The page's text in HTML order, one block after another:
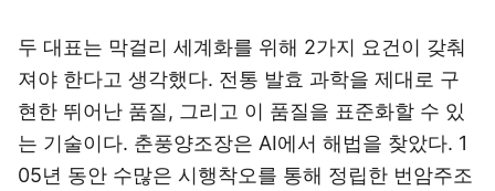
두 대표는 막걸리 세계화를 위해 2가지 요건이 갖춰
져야 한다고 생각했다. 전통 발효 과학을 제대로 구
현한 뛰어난 품질, 그리고 이 품질을 표준화할 수 있
는 기술이다. 춘풍양조장은 AI에서 해법을 찾았다. 1
05년 동안 수많은 시행착오를 통해 정립한 번암주조